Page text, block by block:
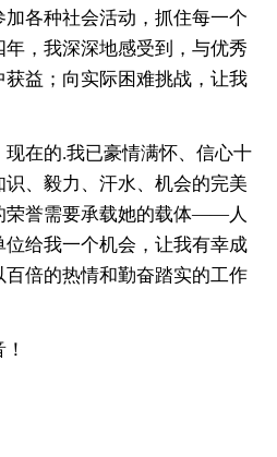
各种社会活动，抓住每一个
，我深深地感受到，与优秀
益；向实际困难挑战，让我
在的.我已豪情满怀、信心十
、毅力、汗水、机会的完美
荣誉需要承载她的载体——人
给我一个机会，让我有幸成
倍的热情和勤奋踏实的工作